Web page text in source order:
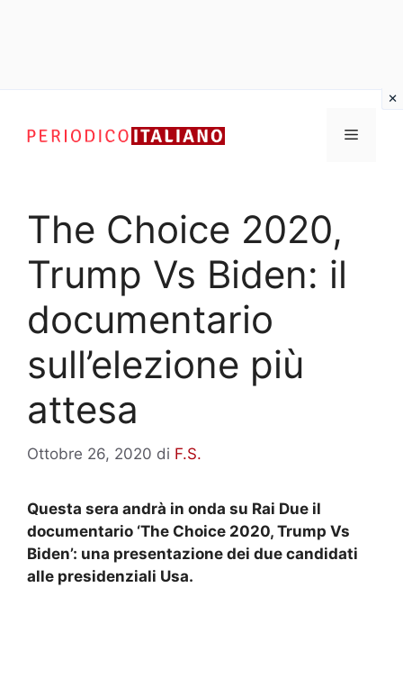
contenuto
Menu
The Choice 2020,
Trump Vs Biden: il
documentario
sull’elezione più
attesa
Ottobre 26, 2020 di F.S.
Questa sera andrà in onda su Rai Due il
documentario ‘The Choice 2020, Trump Vs
Biden’: una presentazione dei due candidati
alle presidenziali Usa.